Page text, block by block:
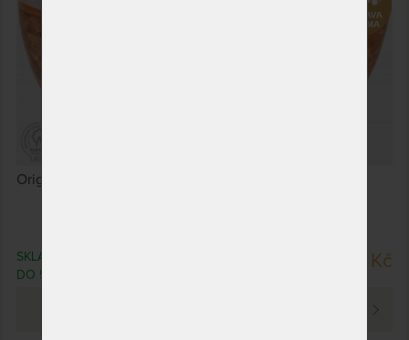
Originální luxusní dřevěná vana VANNA SPA.
SKLADEM > 5 KS
DO 5 PRAC. DNŮ
173 250 Kč